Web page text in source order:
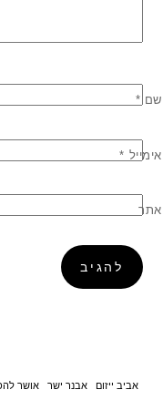
שם *
אימייל *
אתר
אביב ייזום אבנר ישר אושר